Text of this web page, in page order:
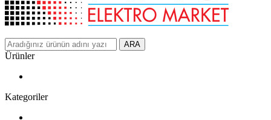
ARA
Ürünler
Kategoriler